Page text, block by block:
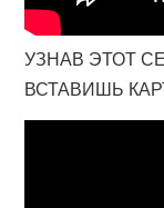
УЗНАВ ЭТОТ
ВСТАВИШЬ